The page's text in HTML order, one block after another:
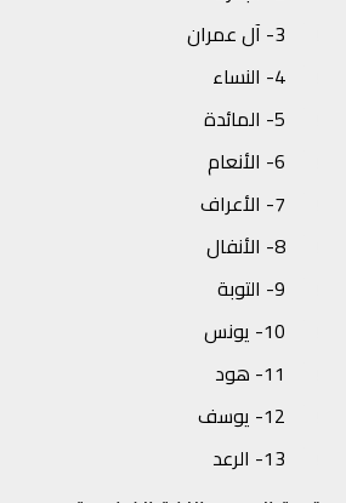
3- آل عمران
4- النساء
5- المائدة
6- الأنعام
7- الأعراف
8- الأنفال
9- التوبة
10- يونس
11- هود
12- يوسف
13- الرعد